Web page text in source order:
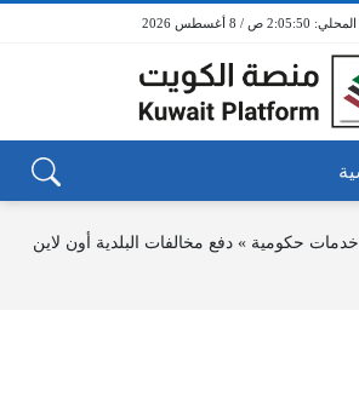
2:05:50 ص / 8 أغسطس 2026
خدمات حكومية » دفع مخالفات البلدية أون لاين